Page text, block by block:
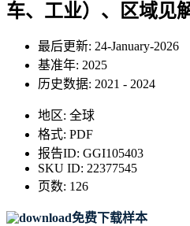
车、工业）、区域见
最后更新: 24-January-2026
基准年: 2025
历史数据: 2021 - 2024
地区: 全球
格式: PDF
报告ID: GGI105403
SKU ID: 22377545
页数: 126
免费下载样本